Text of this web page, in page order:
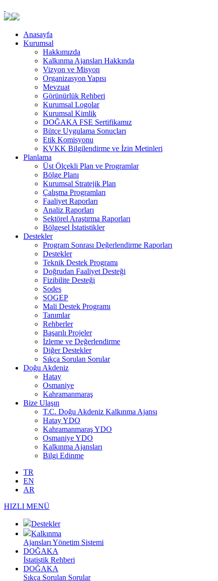
Anasayfa
Kurumsal
Hakkımızda
Kalkınma Ajansları Hakkında
Vizyon ve Misyon
Organizasyon Yapısı
Mevzuat
Görünürlük Rehberi
Kurumsal Logolar
Kurumsal Kimlik
DOĞAKA FSE Sertifikamız
Bütçe Uygulama Sonuçları
Etik Komisyonu
KVKK Bilgilendirme ve İzin Metinleri
Planlama
Üst Ölçekli Plan ve Programlar
Bölge Planı
Kurumsal Stratejik Plan
Çalışma Programları
Faaliyet Raporları
Analiz Raporları
Sektörel Araştırma Raporları
Bölgesel İstatistikler
Destekler
Program Sonrası Değerlendirme Raporları
Destekler
Teknik Destek Programı
Doğrudan Faaliyet Desteği
Fizibilite Desteği
Sodes
SOGEP
Mali Destek Programı
Tanımlar
Rehberler
Başarılı Projeler
İzleme ve Değerlendirme
Diğer Destekler
Sıkça Sorulan Sorular
Doğu Akdeniz
Hatay
Osmaniye
Kahramanmaraş
Bize Ulaşın
T.C. Doğu Akdeniz Kalkınma Ajansı
Hatay YDO
Kahramanmaraş YDO
Osmaniye YDO
Kalkınma Ajansları
Bilgi Edinme
TR
EN
AR
HIZLI MENÜ
Destekler
Kalkınma
Ajansları Yönetim Sistemi
DOĞAKA
İstatistik Rehberi
DOĞAKA
Sıkça Sorulan Sorular